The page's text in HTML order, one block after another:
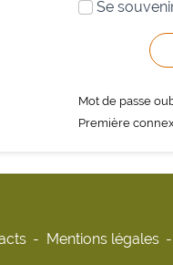
Se
Mot de passe
Première
Mentions légales